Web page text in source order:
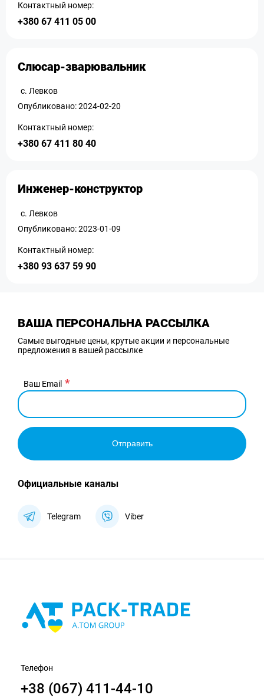
Контактный номер:
+380 67 411 05 00
Слюсар-зварювальник
с. Левков
Опубликовано: 2024-02-20
Контактный номер:
+380 67 411 80 40
Инженер-конструктор
с. Левков
Опубликовано: 2023-01-09
Контактный номер:
+380 93 637 59 90
ВАША ПЕРСОНАЛЬНА РАССЫЛКА
Самые выгодные цены, крутые акции и персональные
предложения в вашей рассылке
Ваш Email
Отправить
Официальные каналы
Telegram Viber
Телефон
+38 (067) 411-44-10